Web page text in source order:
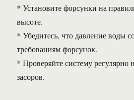
* Установите форсунки на
высоте.
* Убедитесь, что давление воды
требованиям форсунок.
* Проверяйте систему регулярно
засоров.